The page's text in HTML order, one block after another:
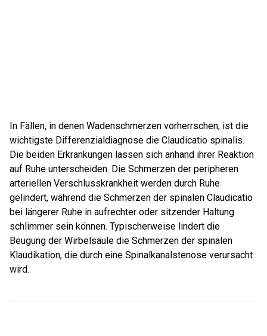
In Fällen, in denen Wadenschmerzen vorherrschen, ist die
wichtigste Differenzialdiagnose die Claudicatio spinalis.
Die beiden Erkrankungen lassen sich anhand ihrer Reaktion
auf Ruhe unterscheiden. Die Schmerzen der peripheren
arteriellen Verschlusskrankheit werden durch Ruhe
gelindert, während die Schmerzen der spinalen Claudicatio
bei längerer Ruhe in aufrechter oder sitzender Haltung
schlimmer sein können. Typischerweise lindert die
Beugung der Wirbelsäule die Schmerzen der spinalen
Klaudikation, die durch eine Spinalkanalstenose verursacht
wird.